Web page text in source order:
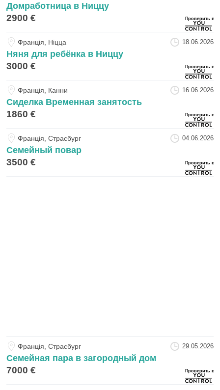
Домработница в Ниццу
2900 €
Францiя, Ніцца 18.06.2026
Няня для ребёнка в Ниццу
3000 €
Францiя, Канни 16.06.2026
Сиделка Временная занятость
1860 €
Францiя, Страсбург 04.06.2026
Семейный повар
3500 €
Францiя, Страсбург 29.05.2026
Семейная пара в загородный дом
7000 €